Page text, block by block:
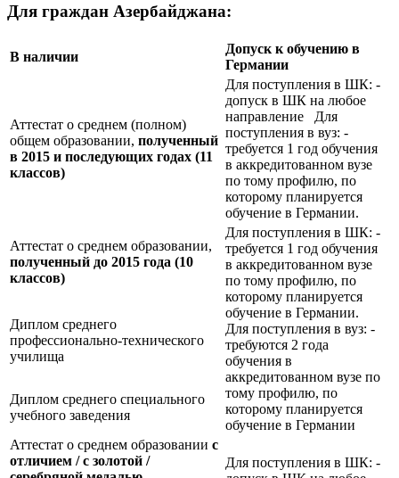
Для граждан Азербайджана:
В наличии
Допуск к обучению в
Германии
Аттестат о среднем (полном)
общем образовании, полученный
в 2015 и последующих годах (11
классов)
Для поступления в ШК: -
допуск в ШК на любое
направление Для
поступления в вуз: -
требуется 1 год обучения
в аккредитованном вузе
по тому профилю, по
которому планируется
обучение в Германии.
Аттестат о среднем образовании,
полученный до 2015 года (10
классов)
Для поступления в ШК: -
требуется 1 год обучения
в аккредитованном вузе
по тому профилю, по
которому планируется
обучение в Германии.
Для поступления в вуз: -
требуются 2 года
обучения в
аккредитованном вузе по
тому профилю, по
которому планируется
обучение в Германии
Диплом среднего
профессионально-технического
училища
Диплом среднего специального
учебного заведения
Аттестат о среднем образовании с
отличием / с золотой /
Для поступления в ШК: -